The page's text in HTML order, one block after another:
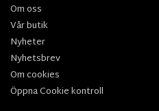
Om oss
Vår butik
Nyheter
Nyhetsbrev
Om cookies
Öppna Cookie kontroll